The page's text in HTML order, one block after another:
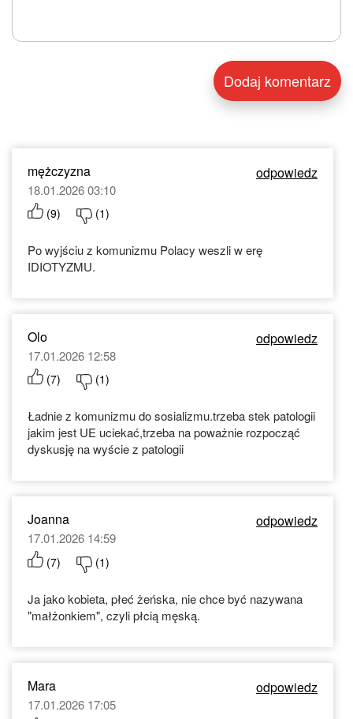
mężczyzna odpowiedz
18.01.2026 03:10
(9) (1)
Po wyjściu z komunizmu Polacy weszli w erę
IDIOTYZMU.
Olo odpowiedz
17.01.2026 12:58
(7) (1)
Ładnie z komunizmu do sosializmu.trzeba stek patologii
jakim jest UE uciekać,trzeba na poważnie rozpocząć
dyskusję na wyście z patologii
Joanna odpowiedz
17.01.2026 14:59
(7) (1)
Ja jako kobieta, płeć żeńska, nie chce być nazywana
"małżonkiem", czyli płcią męską.
Mara odpowiedz
17.01.2026 17:05